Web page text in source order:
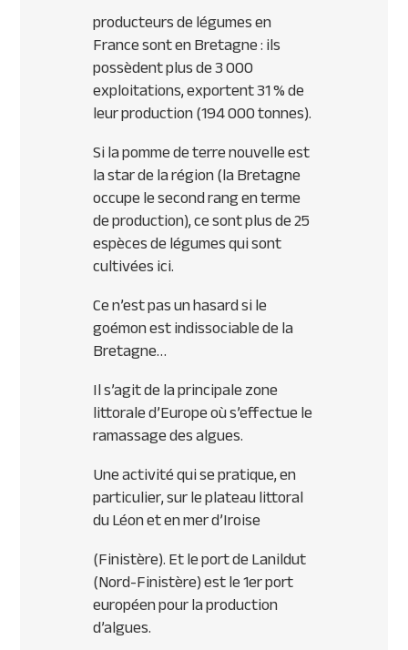
producteurs de légumes en
France sont en Bretagne : ils
possèdent plus de 3 000
exploitations, exportent 31 % de
leur production (194 000 tonnes).
Si la pomme de terre nouvelle est
la star de la région (la Bretagne
occupe le second rang en terme
de production), ce sont plus de 25
espèces de légumes qui sont
cultivées ici.
Ce n’est pas un hasard si le
goémon est indissociable de la
Bretagne…
Il s’agit de la principale zone
littorale d’Europe où s’effectue le
ramassage des algues.
Une activité qui se pratique, en
particulier, sur le plateau littoral
du Léon et en mer d’Iroise
(Finistère). Et le port de Lanildut
(Nord-Finistère) est le 1er port
européen pour la production
d’algues.